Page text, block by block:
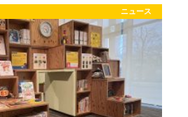
ニュース